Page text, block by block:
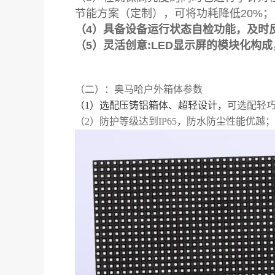
节能方案（定制），可将功耗降低20%；
（4）具备设备运行状态自检功能，及时
（5）灵活创意:LED显示屏的模块化构
（二） ： 奥马哈户外箱体参数
（1） 选配压铸铝箱体、超轻设计， 可选配轻
（2）
防护等级达到 IP65，防水防尘性能优越；